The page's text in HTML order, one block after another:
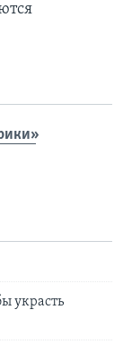
украсть